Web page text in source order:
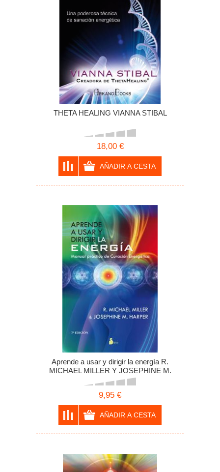
THETA HEALING VIANNA STIBAL
18,00 €
Aprende a usar y dirigir la energía R.
MICHAEL MILLER Y JOSEPHINE M.
HARPER
9,95 €